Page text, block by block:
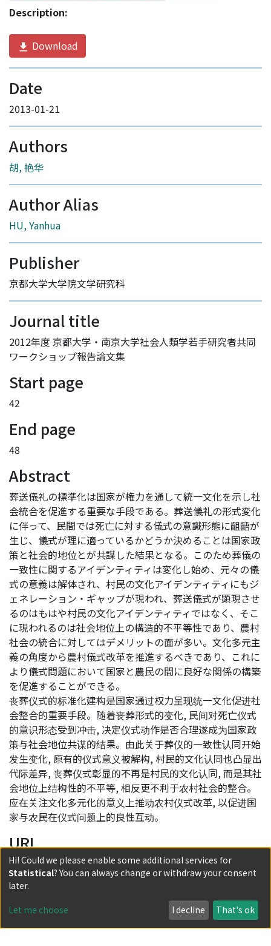
Description:
Download
Date
2013-01-21
Authors
胡, 艳华
Author Alias
HU, Yanhua
Publisher
京都大学大学院文学研究科
Journal title
2012年度 京都大学・南京大学社会人類学若手研究者共同
ワークショップ報告論文集
Start page
42
End page
48
Abstract
葬送儀礼の標準化は国家が権力を通して統一文化を示し社
会統合を促進する重要な手段である。葬送儀礼の形式変化
に伴って、民間では死亡に対する儀式の意識形態に齟齬が
生じ、儀式が理に適っているかどうか決めることは国家政
策と社会的地位とが共謀した結果となる。このため葬儀の
一致性に関するアイデンティティは変化し始め、元々の儀
式の意義は解体され、村民の文化アイデンティティにもジ
ェネレーション・ギャップが現われ、葬送儀式が顕現させ
るのはもはや村民の文化アイデンティティではなく、そこ
に現われるのは社会地位上の構造的不平等性であり、農村
社会の統合に対してはデメリットの面が多い。文化多元主
義の角度から農村儀式改革を推進するべきであり、これに
より儀式問題において国家と農民の間に良好な関係の構築
を促進することができる。
丧葬仪式的标准化建构是国家通过权力呈现统一文化促进社
会整合的重要手段。随着丧葬形式的变化, 民间对死亡仪式
的意识形态受到冲击, 决定仪式动作是否合理遂成为国家政
策与社会地位共谋的结果。由此关于葬仪的一致性认同开始
发生变化, 原有的仪式意义被解构, 村民的文化认同也凸显出
代际差异, 丧葬仪式彰显的不再是村民的文化认同, 而是其社
会地位上结构性的不平等, 相反更不利于农村社会的整合。
应在关注文化多元化的意义上推动农村仪式改革, 以促进国
家与农民在仪式问题上的良性互动。
URI
http://hdl.handle.net/2433/186316
Collections
2012年度
Hi! Could we please enable some additional services for
Statistical? You can always change or withdraw your consent
later.
Let me choose I decline That's ok